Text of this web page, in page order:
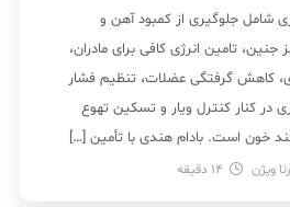
شامل جلوگیری از کمبود آهن و
تامین انرژی کافی برای مادران،
کاهش گرفتگی عضلات، تنظیم فشار
در کنار کنترل ویار و تسکین تهوع
خون است. بادام هندی با تأمین […]
ویژن 14 دقیقه